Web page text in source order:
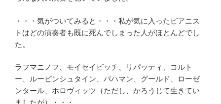
・・・気がついてみると・・・私が気に入ったピアニス
トはどの演奏者も既に死んでしまった人がほとんどでし
た。
ラフマニノフ、モイセイビッチ、リパッティ、コルト
ー、ルービンシュタイン、パハマン、グールド、ローゼ
ンタール、ホロヴィッツ（ただし、かろうじて生きてい